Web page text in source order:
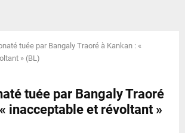
tuée par Bangaly Traoré à Kankan : «
» (BL)
tuée par Bangaly Traoré
inacceptable et révoltant »